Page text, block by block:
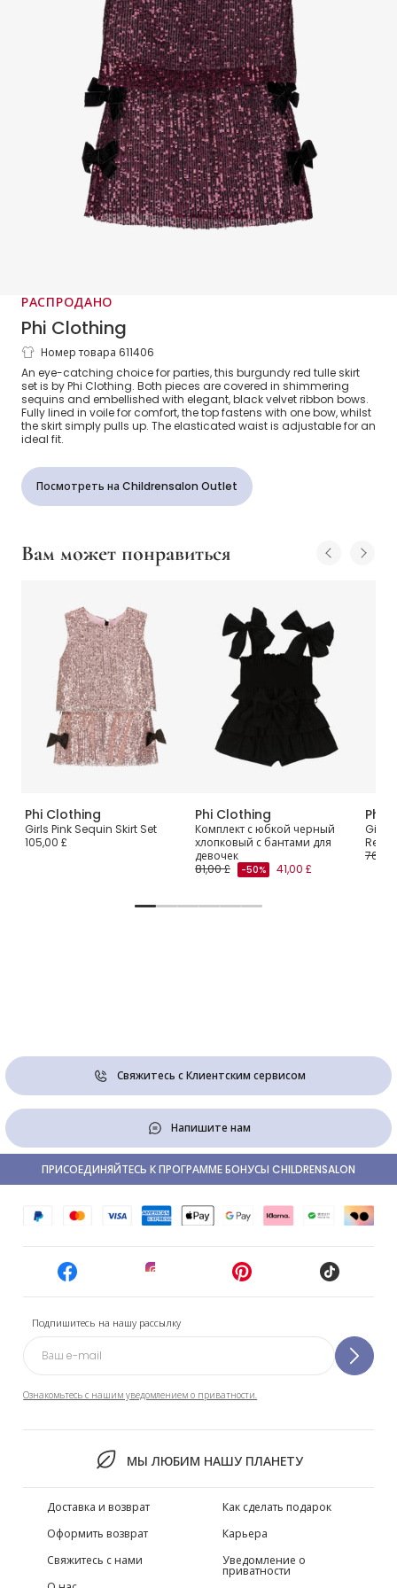
РАСПРОДАНО
Phi Clothing
Girls Burgundy Red Sequinned Tulle &
Velvet Bow Skirt Set
Номер товара 611406
An eye-catching choice for parties, this burgundy red tulle skirt
set is by Phi Clothing. Both pieces are covered in shimmering
sequins and embellished with elegant, black velvet ribbon bows.
Fully lined in voile for comfort, the top fastens with one bow, whilst
the skirt simply pulls up. The elasticated waist is adjustable for an
ideal fit.
Посмотреть на Childrensalon Outlet
Вам может понравиться
Phi Clothing
Girls Pink Sequin Skirt Set
105,00 £
Phi Clothing
Комплект с юбкой черный
хлопковый с бантами для
девочек
81,00 £
-50% 41,00 £
Phi
Girls
Red
76,00
Свяжитесь с Клиентским сервисом
Напишите нам
Подпишитесь на нашу рассылку
Ознакомьтесь с нашим уведомлением о приватности.
МЫ ЛЮБИМ НАШУ ПЛАНЕТУ
ПРИСОЕДИНЯЙТЕСЬ К ПРОГРАММЕ БОНУСЫ CHILDRENSALON
Доставка и возврат
Оформить возврат
Свяжитесь с нами
Как сделать подарок
Карьера
Уведомление о
приватности